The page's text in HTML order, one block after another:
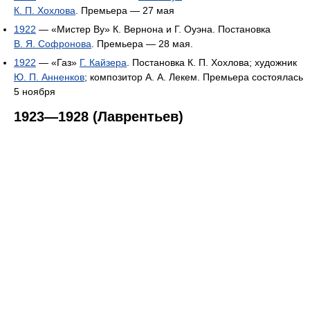
К. П. Хохлова. Премьера — 27 мая
1922 — «Мистер By» К. Вернона и Г. Оуэна. Постановка
В. Я. Софронова. Премьера — 28 мая.
1922 — «Газ» Г. Кайзера. Постановка К. П. Хохлова; художник
Ю. П. Анненков; композитор А. А. Лекем. Премьера состоялась
5 ноября
1923—1928 (Лаврентьев)